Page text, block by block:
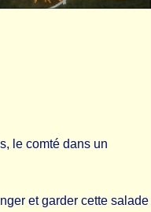
le comté dans un
et garder cette salade